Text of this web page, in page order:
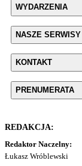
WYDARZENIA
NASZE SERWISY
KONTAKT
PRENUMERATA
REDAKCJA:
Redaktor Naczelny:
Łukasz Wróblewski